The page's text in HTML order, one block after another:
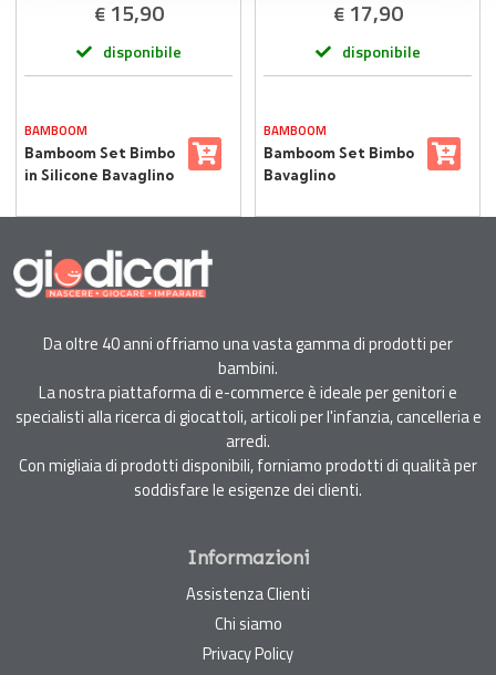
€ 15,90
disponibile
BAMBOOM
Bamboom Set Bimbo
in Silicone Bavaglino
Friends
€ 17,90
disponibile
BAMBOOM
Bamboom Set Bimbo
Bavaglino
Maniche Fishes
Da oltre 40 anni offriamo una vasta gamma di prodotti per
bambini.
La nostra piattaforma di e-commerce è ideale per genitori e
specialisti alla ricerca di giocattoli, articoli per l'infanzia, cancelleria e
arredi.
Con migliaia di prodotti disponibili, forniamo prodotti di qualità per
soddisfare le esigenze dei clienti.
Informazioni
Assistenza Clienti
Chi siamo
Privacy Policy